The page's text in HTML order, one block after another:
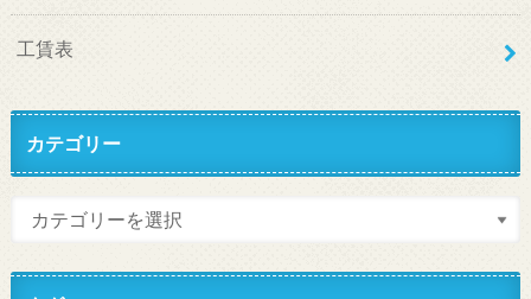
工賃表
カテゴリー